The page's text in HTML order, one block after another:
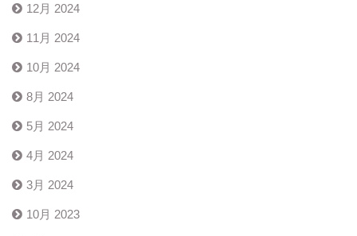
12月 2024
11月 2024
10月 2024
8月 2024
5月 2024
4月 2024
3月 2024
10月 2023